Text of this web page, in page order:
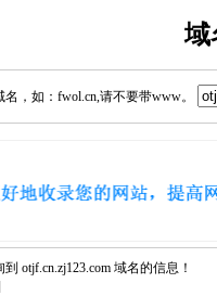
域
，如：fwol.cn,请不要带www。
otjf.cn.zj123.com 域名的信息！